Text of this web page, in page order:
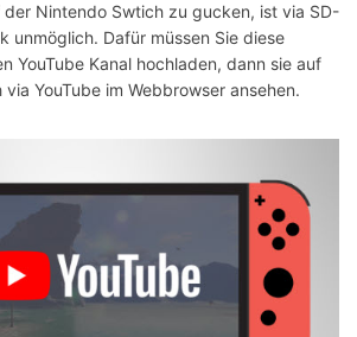
der Nintendo Swtich zu gucken, ist via SD-
unmöglich. Dafür müssen Sie diese
YouTube Kanal hochladen, dann sie auf
YouTube im Webbrowser ansehen.